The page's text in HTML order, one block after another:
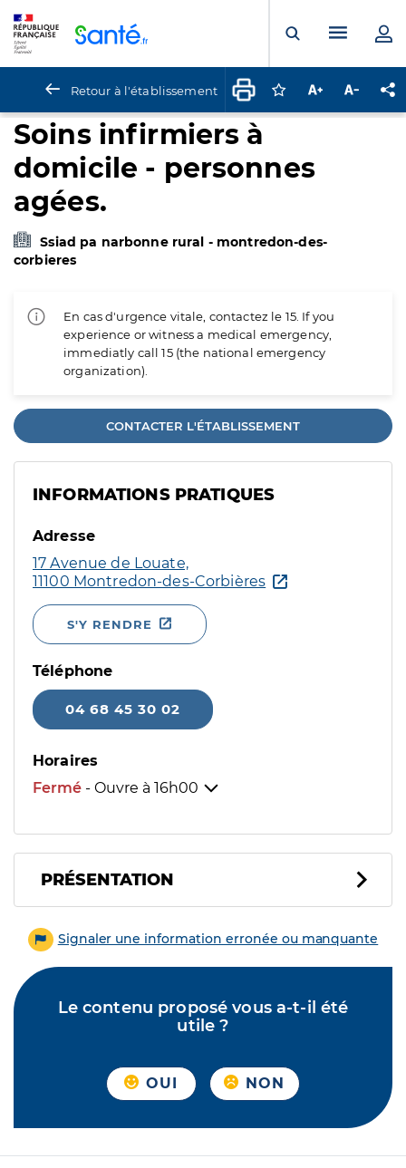
Ouvrir laMenu
Retour à l'établissement Connectez-vous
Augmenter la
Soins infirmiers à
domicile - personnes
agées.
Ssiad pa narbonne rural - montredon-des-
corbieres
En cas d'urgence vitale, contactez le 15. If you
experience or witness a medical emergency,
immediatly call 15 (the national emergency
organization).
CONTACTER L'ÉTABLISSEMENT
INFORMATIONS PRATIQUES
Adresse
17 Avenue de Louate,
11100 Montredon-des-Corbières
S'Y RENDRE
Téléphone
04 68 45 30 02
Horaires
Fermé - Ouvre à 16h00
PRÉSENTATION
Signaler une information erronée ou manquante
Le contenu proposé vous a-t-il été
utile ?
OUI NON